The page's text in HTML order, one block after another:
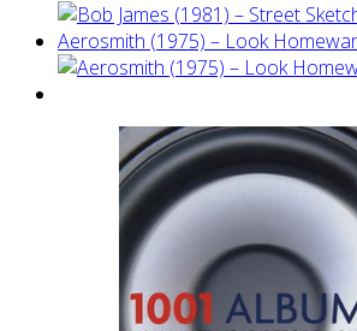
Aerosmith (1975) – Look